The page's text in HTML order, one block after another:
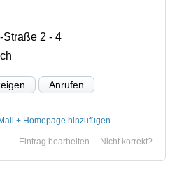
Straße 2 - 4
Anrufen
+ Homepage hinzufügen
Nicht korrekt?
Eintrag bearbeiten